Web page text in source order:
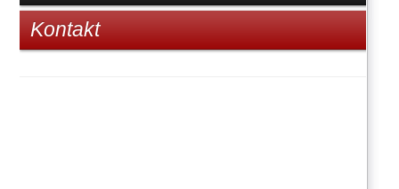
Kontakt